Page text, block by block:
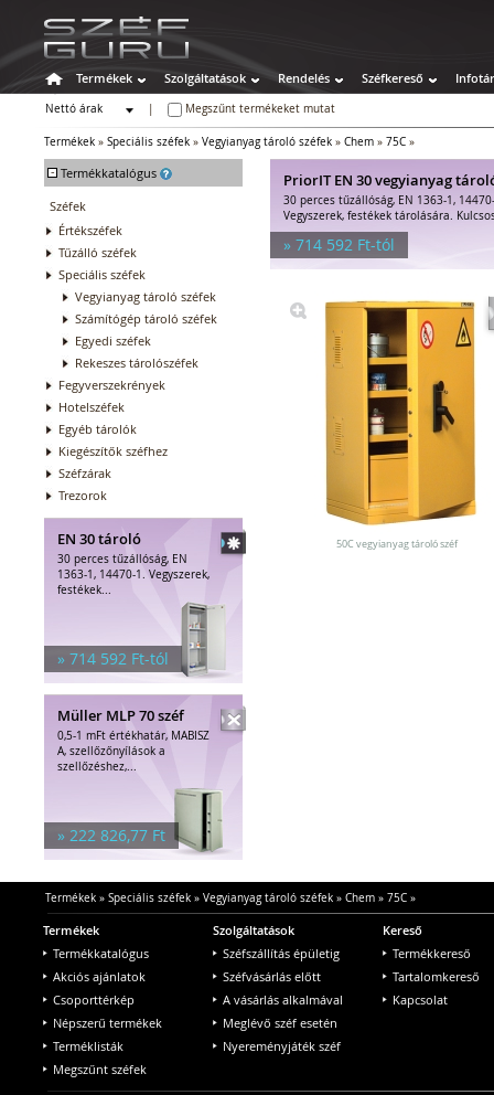
Termékek Szolgáltatások Rendelés Széfkereső Infotár
Nettó árak
Megszűnt termékeket mutat
Termékek » Speciális széfek » Vegyianyag tároló széfek » Chem » 75C »
- Termékkatalógus
Széfek
Értékszéfek
Tűzálló széfek
Speciális széfek
Vegyianyag tároló széfek
Számítógép tároló széfek
Egyedi széfek
Rekeszes tárolószéfek
Fegyverszekrények
Hotelszéfek
Egyéb tárolók
Kiegészítők széfhez
Széfzárak
Trezorok
EN 30 tároló
30 perces tűzállóság, EN
1363-1, 14470-1. Vegyszerek,
festékek...
» 714 592 Ft-tól
Müller MLP 70 széf
0,5-1 mFt értékhatár, MABISZ
A, szellőzőnyílások a
szellőzéshez,...
» 222 826,77 Ft
PriorIT EN 30 vegyianyag
30 perces tűzállóság, EN 1363-1,
Vegyszerek, festékek tárolására.
» 714 592 Ft-tól
50C vegyianyag tároló széf
Termékek» Speciális széfek» Vegyianyag tároló széfek» Chem» 75C»
Termékek
Termékkatalógus
Akciós ajánlatok
Csoporttérkép
Népszerű termékek
Terméklisták
Megszűnt széfek
Szolgáltatások
Széfszállítás épületig
Széfvásárlás előtt
A vásárlás alkalmával
Meglévő széf esetén
Nyereményjáték széf
Kereső
Termékkereső
Tartalomkereső
Kapcsolat